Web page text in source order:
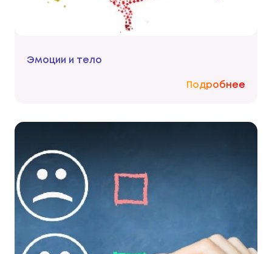
Эмоции и тело
Подробнее